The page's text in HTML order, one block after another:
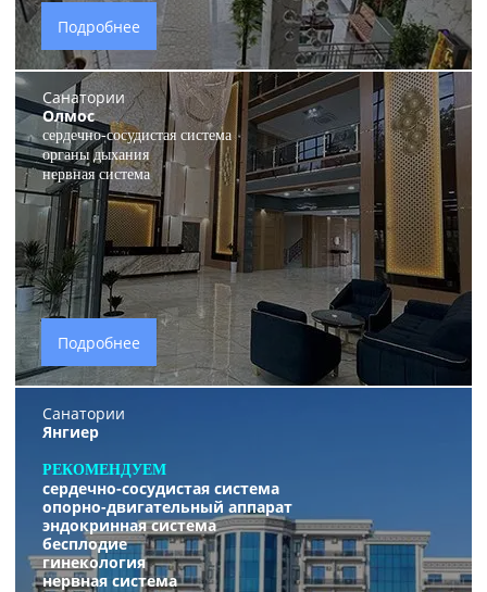
Подробнее
Санатории
Олмос
сердечно-сосудистая система
органы дыхания
нервная система
Подробнее
Санатории
Янгиер
РЕКОМЕНДУЕМ
сердечно-сосудистая система
опорно-двигательный аппарат
эндокринная система
бесплодие
гинекология
нервная система